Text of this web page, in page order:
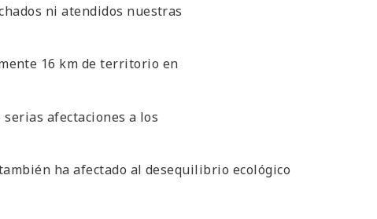
ni atendidos nuestras
16 km de territorio en
afectaciones a los
ha afectado al desequilibrio ecológico